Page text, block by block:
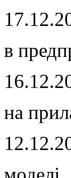
в
на